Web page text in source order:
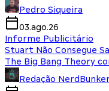
Pedro Siqueira
03.ago.26
Informe Publicitário
Stuart Não Consegue
The Big Bang Theory
Redação